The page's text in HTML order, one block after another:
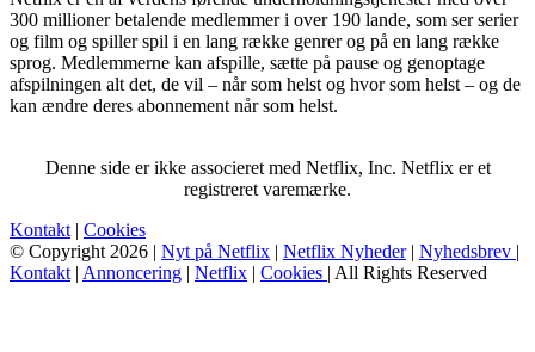
300 millioner betalende medlemmer i over 190 lande, som ser serier
og film og spiller spil i en lang række genrer og på en lang række
sprog. Medlemmerne kan afspille, sætte på pause og genoptage
afspilningen alt det, de vil – når som helst og hvor som helst – og de
kan ændre deres abonnement når som helst.
Denne side er ikke associeret med Netflix, Inc. Netflix er et
registreret varemærke.
Kontakt | Cookies
© Copyright 2026 | Nyt på Netflix | Netflix Nyheder| Nyhedsbrev |
Kontakt | Annoncering | Netflix | Cookies | All Rights Reserved